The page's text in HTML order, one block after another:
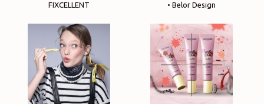
FIXСELLENT
• Belor Design